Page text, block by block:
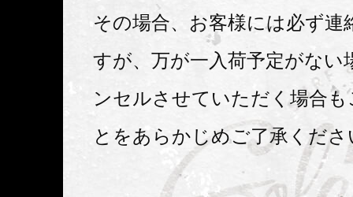
その場合、お客様には必ず連
すが、万が一入荷予定がない
ンセルさせていただく場合
とをあらかじめご了承くださ